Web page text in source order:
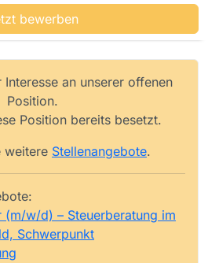
bewerben
an unserer offenen
Position.
Position bereits besetzt.
weitere Stellenangebote.
(m/w/d) – Steuerberatung im
Schwerpunkt